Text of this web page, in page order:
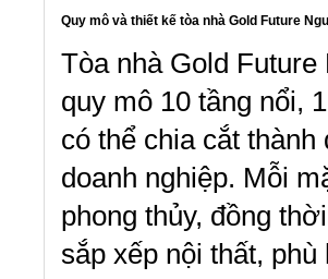
Quy mô và thiết kế tòa nhà Gold Future
Tòa nhà Gold
quy mô 10 tầng nổi,
có thể chia cắt
doanh nghiệp. Mỗi
phong thủy, đồng
sắp xếp nội thất,